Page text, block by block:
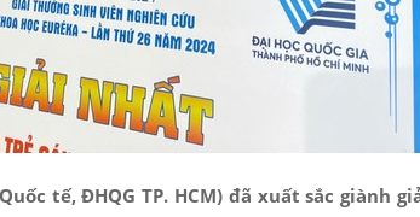
tế, ĐHQG TP. HCM) đã xuất sắc